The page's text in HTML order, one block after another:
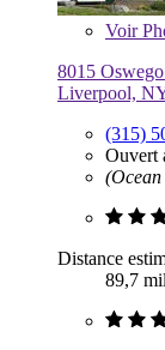
Voir
8015
Liverpool,
(315)
Ouvert
Distance
89,7